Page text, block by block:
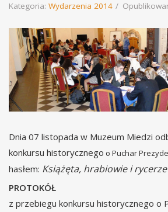
Kategoria: Wydarzenia 2014
Dnia 07 listopada w Muzeum Miedzi
konkursu historycznego o Puchar
hasłem: Książęta, hrabiowie i
PROTOKÓŁ
z przebiegu konkursu historycznego o